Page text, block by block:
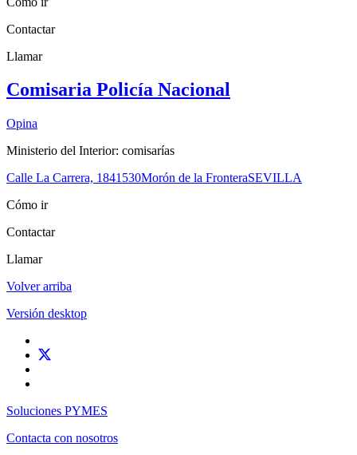
Contactar
Llamar
Comisaria Policía Nacional
Opina
Ministerio del Interior: comisarías
Calle La Carrera, 1841530Morón de la FronteraSEVILLA
Cómo ir
Contactar
Llamar
Volver arriba
Versión desktop
Soluciones PYMES
Contacta con nosotros